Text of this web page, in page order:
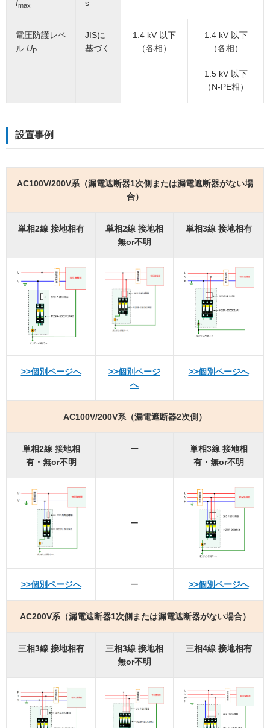
Imax s
電圧防護レベ
ル UP
JISに
基づく
1.4 kV 以下
（各相）
1.4 kV 以下
（各相）
1.5 kV 以下
（N-PE相）
設置事例
AC100V/200V系（漏電遮断器1次側または漏電遮断器がない場
合）
単相2線 接地相有
単相2線 接地相
無or不明
単相3線 接地相有
>>個別ページへ
>>個別ページ
へ
>>個別ページへ
AC100V/200V系（漏電遮断器2次側）
単相2線 接地相
有・無or不明
ー
単相3線 接地相
有・無or不明
ー
>>個別ページへ ー >>個別ページへ
AC200V系（漏電遮断器1次側または漏電遮断器がない場合）
三相3線 接地相有
三相3線 接地相
無or不明
三相4線 接地相有